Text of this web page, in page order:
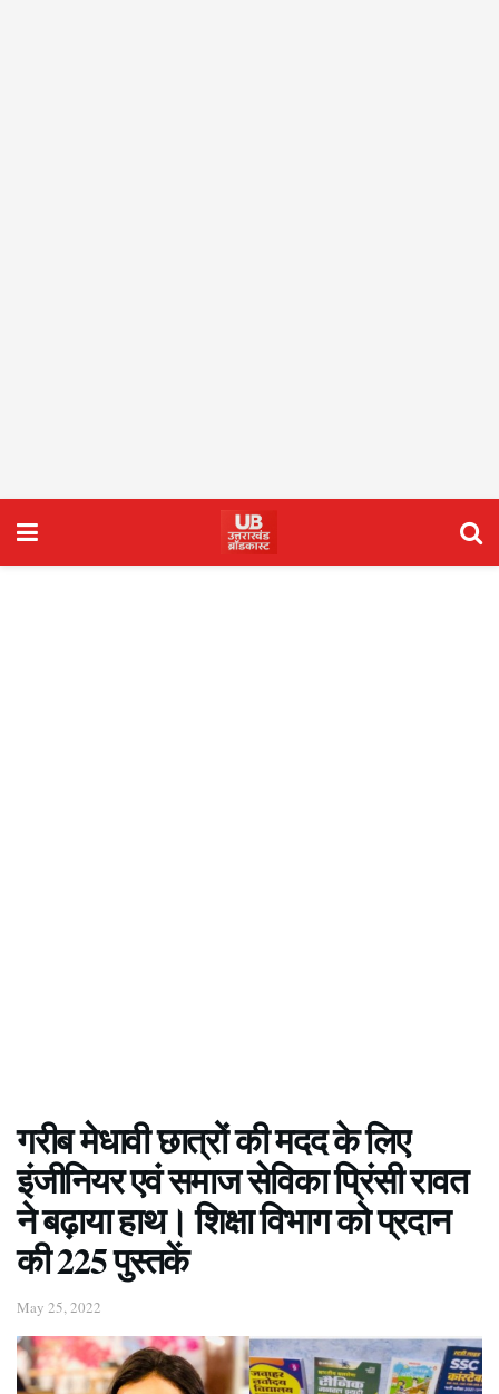
गरीब मेधावी छात्रों की मदद के लिए
इंजीनियर एवं समाज सेविका प्रिंसी रावत
ने बढ़ाया हाथ। शिक्षा विभाग को प्रदान
की 225 पुस्तकें
May 25, 2022